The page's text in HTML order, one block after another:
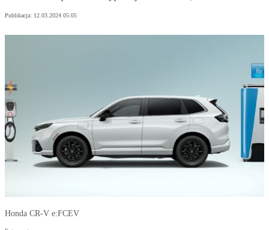
Publikacja: 12.03.2024 05:05
Honda CR-V e:FCEV